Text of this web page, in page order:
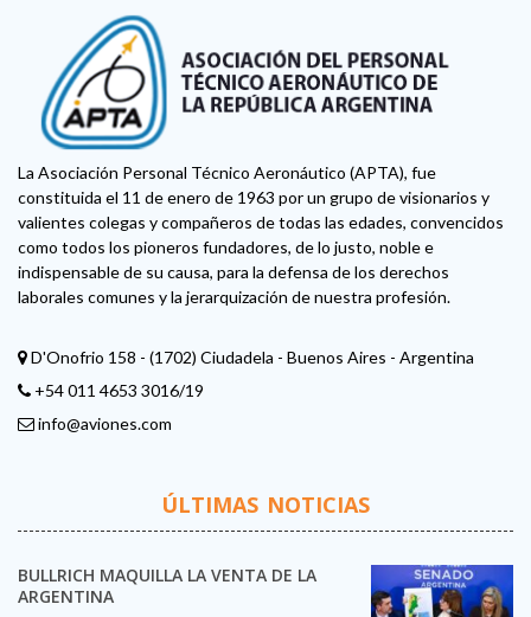
La Asociación Personal Técnico Aeronáutico (APTA), fue
constituida el 11 de enero de 1963 por un grupo de visionarios y
valientes colegas y compañeros de todas las edades, convencidos
como todos los pioneros fundadores, de lo justo, noble e
indispensable de su causa, para la defensa de los derechos
laborales comunes y la jerarquización de nuestra profesión.
D'Onofrio 158 - (1702) Ciudadela - Buenos Aires - Argentina
+54 011 4653 3016/19
info@aviones.com
ÚLTIMAS NOTICIAS
BULLRICH MAQUILLA LA VENTA DE LA
ARGENTINA